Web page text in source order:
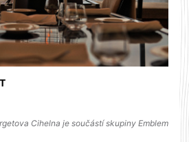
Cihelna je součástí skupiny Emblem